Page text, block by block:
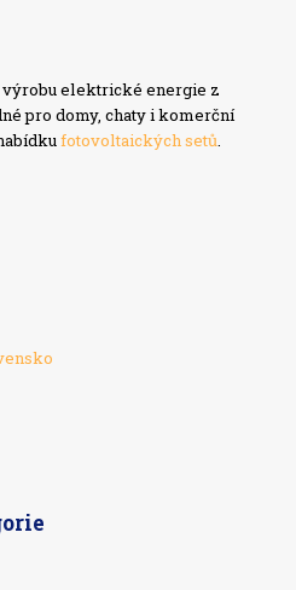
elektrické energie z
pro domy, chaty i komerční
fotovoltaických setů.